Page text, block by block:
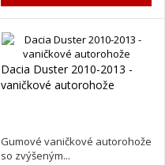
Dacia Duster 2010-2013 -
vaničkové autorohože
Gumové vaničkové autorohože
so zvýšeným...